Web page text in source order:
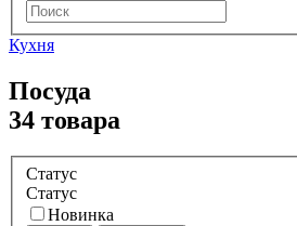
Кухня
Посуда
34 товара
Статус
Статус
Новинка